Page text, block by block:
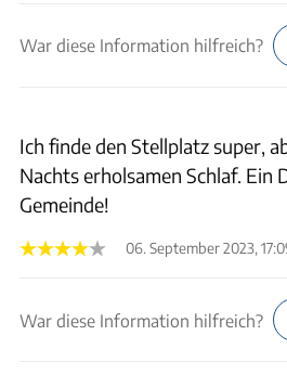
War diese Information hilfreich?
Ich finde den Stellplatz super,
Nachts erholsamen Schlaf. Ein
Gemeinde!
06. September 2023,
War diese Information hilfreich?